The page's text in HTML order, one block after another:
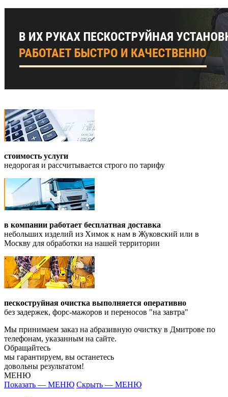
стоимость услуги
недорогая и рассчитывается строго по тарифу
в компании работает бесплатная доставка
небольших изделий из Химок к нам в Жуковский или в
Москву для обработки на нашей территории
пескоструйная очистка выполняется оперативно
без задержек, форс-мажоров и переносов "на завтра"
Мы принимаем заказ на абразивную очистку в Дмитрове по
телефонам, указанным на сайте.
Обращайтесь
мы гарантируем, вы останетесь
довольны результатом!
МЕНЮ
Показать — МЕНЮ Скрыть — МЕНЮ